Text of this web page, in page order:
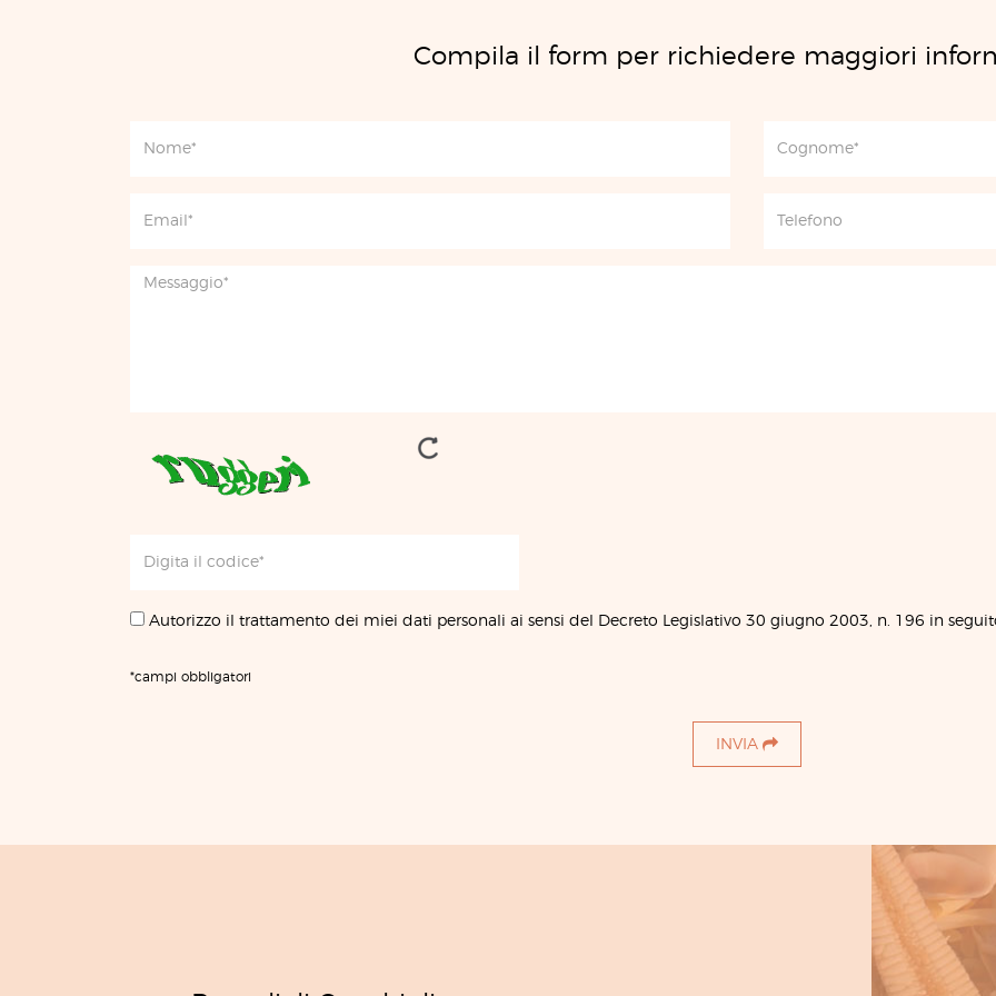
Compila il form per richiedere maggiori
Autorizzo il trattamento dei miei dati personali ai sensi del Decreto Legislativo 30 giugno 2003, n. 196 in
*campi obbligatori
INVIA